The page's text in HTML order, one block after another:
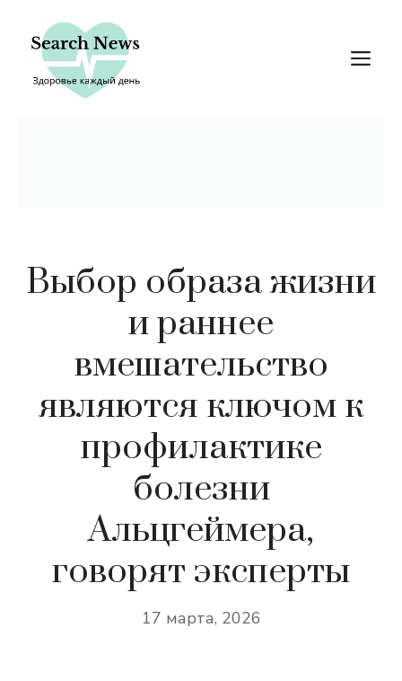
содержимому
Выбор образа жизни
и раннее
вмешательство
являются ключом к
профилактике
болезни
Альцгеймера,
говорят эксперты
17 марта, 2026